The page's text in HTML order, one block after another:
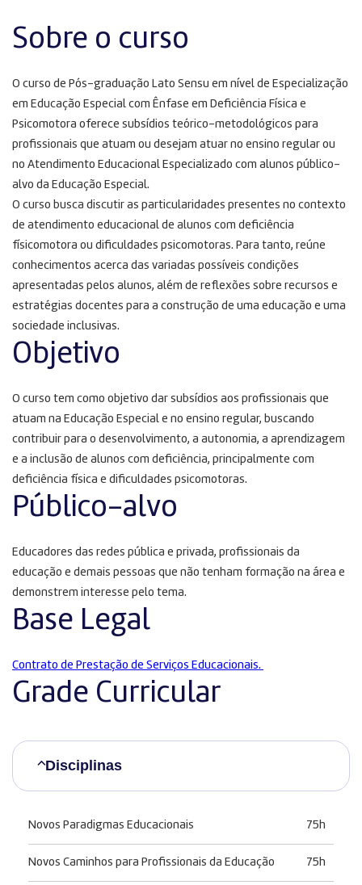
Sobre o curso
O curso de Pós-graduação Lato Sensu em nível de Especialização
em Educação Especial com Ênfase em Deficiência Física e
Psicomotora oferece subsídios teórico-metodológicos para
profissionais que atuam ou desejam atuar no ensino regular ou
no Atendimento Educacional Especializado com alunos público-
alvo da Educação Especial.
O curso busca discutir as particularidades presentes no contexto
de atendimento educacional de alunos com deficiência
físicomotora ou dificuldades psicomotoras. Para tanto, reúne
conhecimentos acerca das variadas possíveis condições
apresentadas pelos alunos, além de reflexões sobre recursos e
estratégias docentes para a construção de uma educação e uma
sociedade inclusivas.
Objetivo
O curso tem como objetivo dar subsídios aos profissionais que
atuam na Educação Especial e no ensino regular, buscando
contribuir para o desenvolvimento, a autonomia, a aprendizagem
e a inclusão de alunos com deficiência, principalmente com
deficiência física e dificuldades psicomotoras.
Público-alvo
Educadores das redes pública e privada, profissionais da
educação e demais pessoas que não tenham formação na área e
demonstrem interesse pelo tema.
Base Legal
Contrato de Prestação de Serviços Educacionais.
Grade Curricular
Disciplinas
Novos Paradigmas Educacionais 75h
Novos Caminhos para Profissionais da Educação 75h